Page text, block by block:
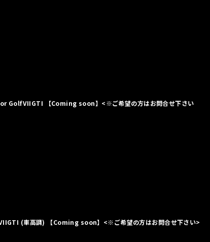
for GolfVIIGTI 【Coming soon】<※ご希望の方はお問合せ下さい
(車高調) 【Coming soon】<※ご希望の方はお問合せ下さい>